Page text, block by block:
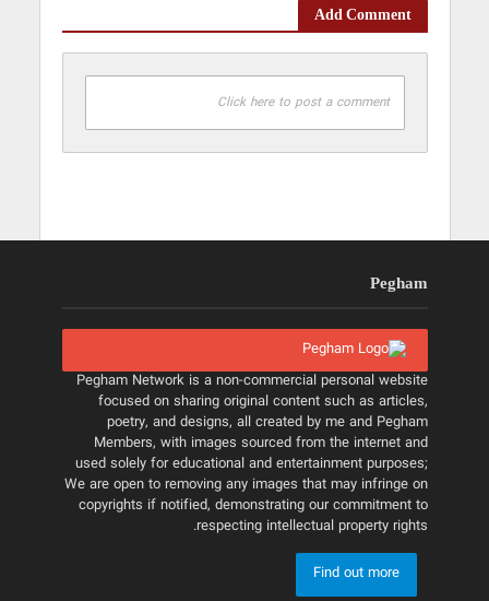
Add Comment
Click here to post a comment
Pegham
Pegham Network is a non-commercial personal website
focused on sharing original content such as articles,
poetry, and designs, all created by me and Pegham
Members, with images sourced from the internet and
used solely for educational and entertainment purposes;
We are open to removing any images that may infringe on
copyrights if notified, demonstrating our commitment to
respecting intellectual property rights.
Find out more